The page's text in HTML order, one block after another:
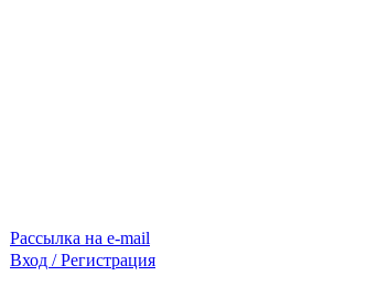
Рассылка на e-mail
Вход / Регистрация